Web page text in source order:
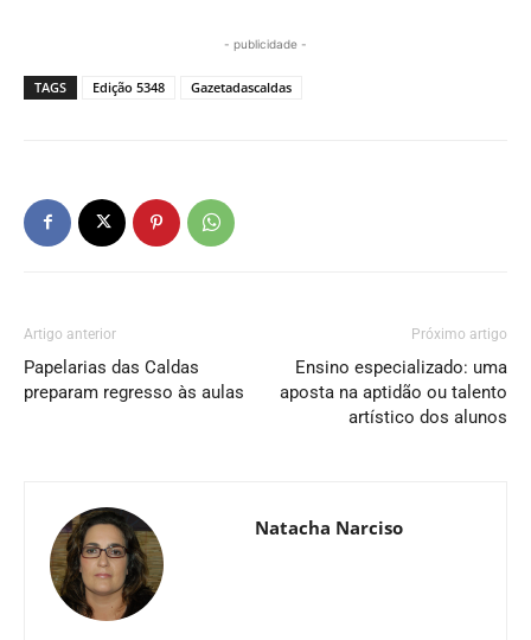
- publicidade -
TAGS Edição 5348 Gazetadascaldas
Artigo anterior
Papelarias das Caldas
preparam regresso às aulas
Próximo artigo
Ensino especializado: uma
aposta na aptidão ou talento
artístico dos alunos
Natacha Narciso